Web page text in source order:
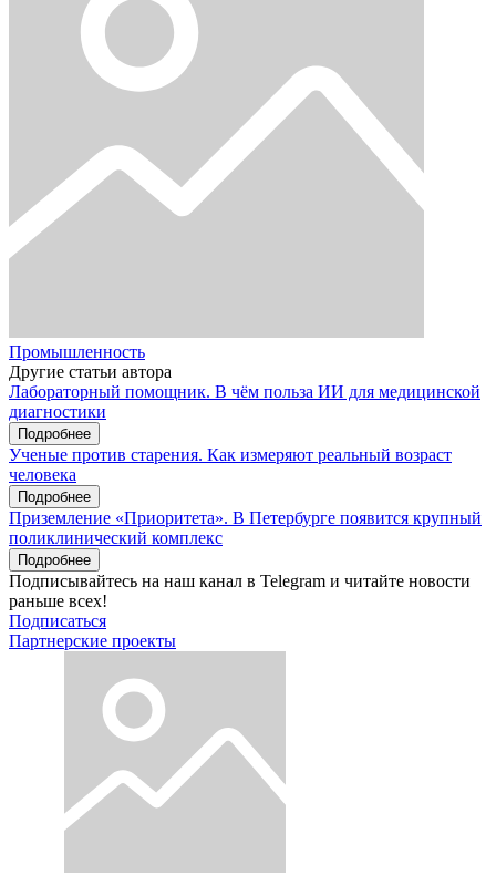
Промышленность
Другие статьи автора
Лабораторный помощник. В чём польза ИИ для медицинской
диагностики
Подробнее
Ученые против старения. Как измеряют реальный возраст
человека
Подробнее
Приземление «Приоритета». В Петербурге появится крупный
поликлинический комплекс
Подробнее
Подписывайтесь на наш канал в Telegram и читайте новости
раньше всех!
Подписаться
Партнерские проекты